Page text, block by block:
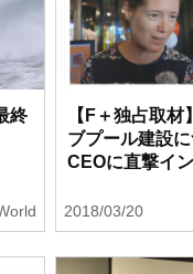
終
【F＋独占取
ブプール建設
CEOに直撃イ
2018/03/20